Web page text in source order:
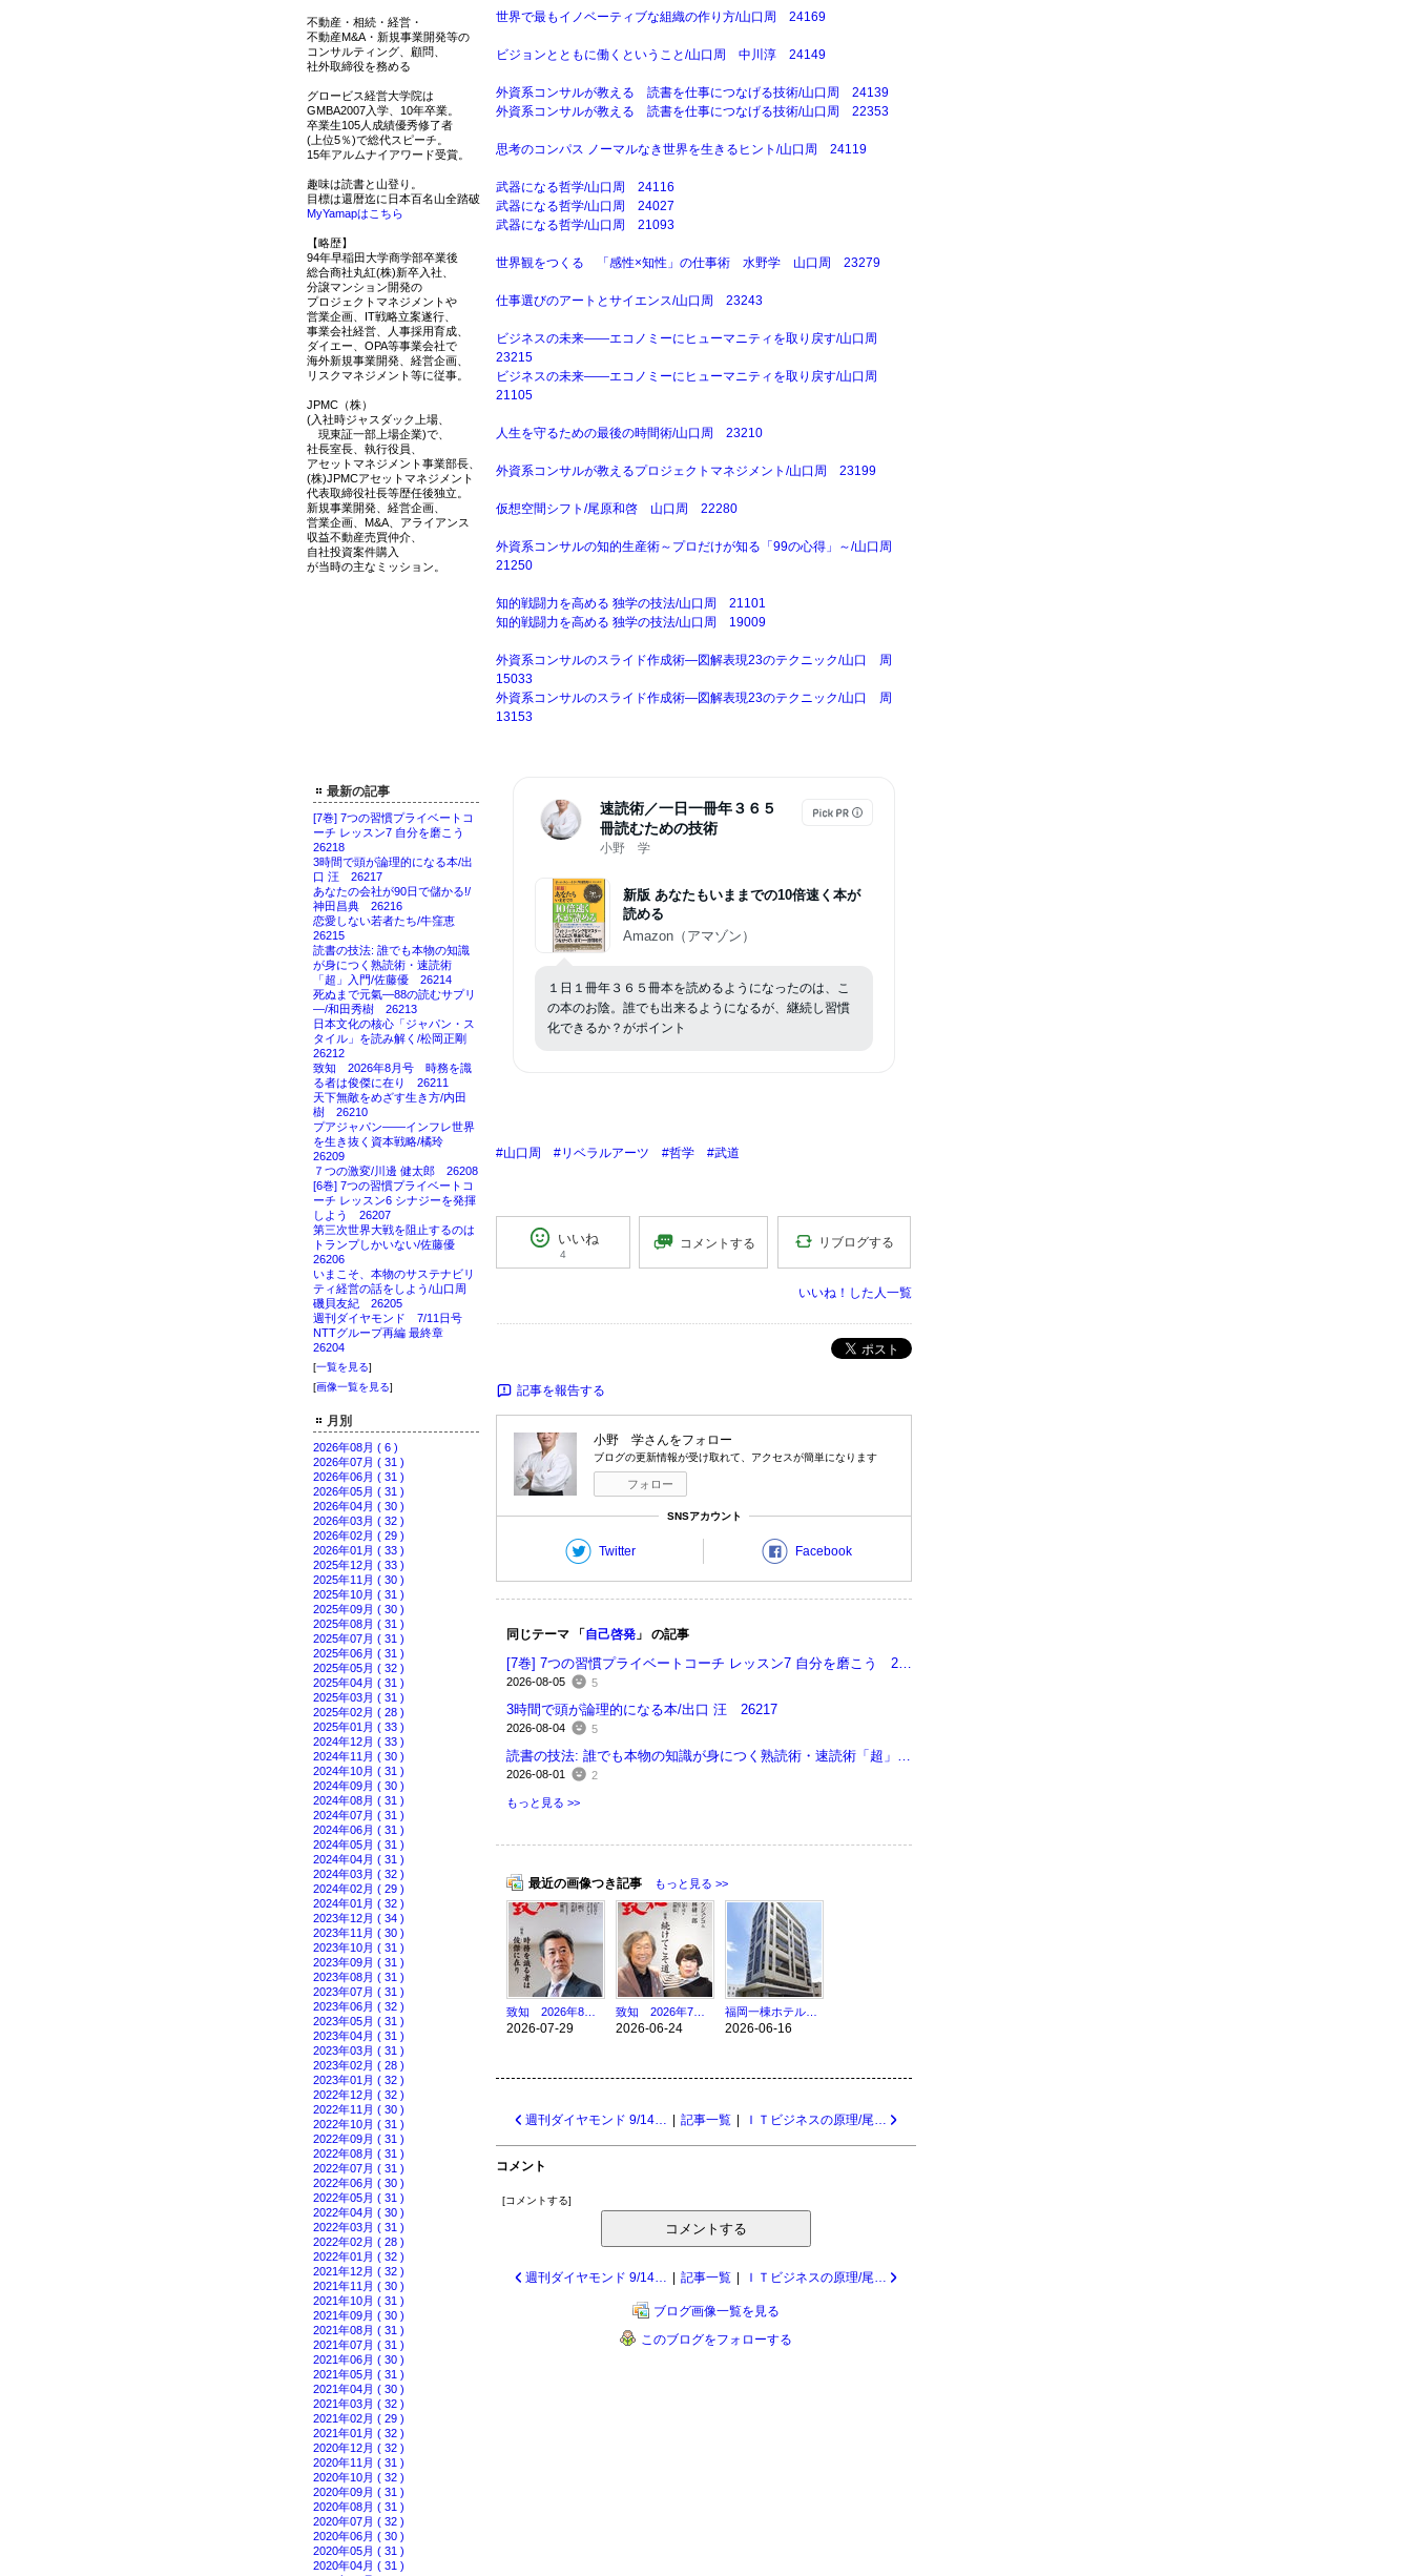
不動産・相続・経営・
不動産M&A・新規事業開発等の
コンサルティング、顧問、
社外取締役を務める
グロービス経営大学院は
GMBA2007入学、10年卒業。
卒業生105人成績優秀修了者
(上位5％)で総代スピーチ。
15年アルムナイアワード受賞。
趣味は読書と山登り。
目標は還暦迄に日本百名山全踏破
MyYamapはこちら
【略歴】
94年早稲田大学商学部卒業後
総合商社丸紅(株)新卒入社、
分譲マンション開発の
プロジェクトマネジメントや
営業企画、IT戦略立案遂行、
事業会社経営、人事採用育成、
ダイエー、OPA等事業会社で
海外新規事業開発、経営企画、
リスクマネジメント等に従事。
JPMC（株）
(入社時ジャスダック上場、
現東証一部上場企業)で、
社長室長、執行役員、
アセットマネジメント事業部長、
(株)JPMCアセットマネジメント
代表取締役社長等歴任後独立。
新規事業開発、経営企画、
営業企画、M&A、アライアンス
収益不動産売買仲介、
自社投資案件購入
が当時の主なミッション。
最新の記事
[7巻] 7つの習慣プライベートコ
ーチ レッスン7 自分を磨こう
26218
3時間で頭が論理的になる本/出
口 汪 26217
あなたの会社が90日で儲かる!/
神田昌典 26216
恋愛しない若者たち/牛窪恵
26215
読書の技法: 誰でも本物の知識
が身につく熟読術・速読術
「超」入門/佐藤優 26214
死ぬまで元氣―88の読むサプリ
―/和田秀樹 26213
日本文化の核心「ジャパン・ス
タイル」を読み解く/松岡正剛
26212
致知 2026年8月号 時務を識
る者は俊傑に在り 26211
天下無敵をめざす生き方/内田
樹 26210
プアジャパン――インフレ世界
を生き抜く資本戦略/橘玲
26209
７つの激変/川邊 健太郎 26208
[6巻] 7つの習慣プライベートコ
ーチ レッスン6 シナジーを発揮
しよう 26207
第三次世界大戦を阻止するのは
トランプしかいない/佐藤優
26206
いまこそ、本物のサステナビリ
ティ経営の話をしよう/山口周
磯貝友紀 26205
週刊ダイヤモンド 7/11日号
NTTグループ再編 最終章
26204
[一覧を見る]
[画像一覧を見る]
月別
2026年08月 ( 6 )
2026年07月 ( 31 )
2026年06月 ( 31 )
2026年05月 ( 31 )
2026年04月 ( 30 )
2026年03月 ( 32 )
2026年02月 ( 29 )
2026年01月 ( 33 )
2025年12月 ( 33 )
2025年11月 ( 30 )
2025年10月 ( 31 )
2025年09月 ( 30 )
2025年08月 ( 31 )
2025年07月 ( 31 )
2025年06月 ( 31 )
2025年05月 ( 32 )
2025年04月 ( 31 )
2025年03月 ( 31 )
2025年02月 ( 28 )
2025年01月 ( 33 )
2024年12月 ( 33 )
2024年11月 ( 30 )
2024年10月 ( 31 )
2024年09月 ( 30 )
2024年08月 ( 31 )
2024年07月 ( 31 )
2024年06月 ( 31 )
2024年05月 ( 31 )
2024年04月 ( 31 )
2024年03月 ( 32 )
2024年02月 ( 29 )
2024年01月 ( 32 )
2023年12月 ( 34 )
2023年11月 ( 30 )
2023年10月 ( 31 )
2023年09月 ( 31 )
2023年08月 ( 31 )
2023年07月 ( 31 )
2023年06月 ( 32 )
2023年05月 ( 31 )
2023年04月 ( 31 )
2023年03月 ( 31 )
2023年02月 ( 28 )
2023年01月 ( 32 )
2022年12月 ( 32 )
2022年11月 ( 30 )
2022年10月 ( 31 )
2022年09月 ( 31 )
2022年08月 ( 31 )
2022年07月 ( 31 )
2022年06月 ( 30 )
2022年05月 ( 31 )
2022年04月 ( 30 )
2022年03月 ( 31 )
2022年02月 ( 28 )
2022年01月 ( 32 )
2021年12月 ( 32 )
2021年11月 ( 30 )
2021年10月 ( 31 )
2021年09月 ( 30 )
2021年08月 ( 31 )
2021年07月 ( 31 )
2021年06月 ( 30 )
2021年05月 ( 31 )
2021年04月 ( 30 )
2021年03月 ( 32 )
2021年02月 ( 29 )
2021年01月 ( 32 )
2020年12月 ( 32 )
2020年11月 ( 31 )
2020年10月 ( 32 )
2020年09月 ( 31 )
2020年08月 ( 31 )
2020年07月 ( 32 )
2020年06月 ( 30 )
2020年05月 ( 31 )
2020年04月 ( 31 )
世界で最もイノベーティブな組織の作り方/山口周 24169
ビジョンとともに働くということ/山口周 中川淳 24149
外資系コンサルが教える 読書を仕事につなげる技術/山口周 24139
外資系コンサルが教える 読書を仕事につなげる技術/山口周 22353
思考のコンパス ノーマルなき世界を生きるヒント/山口周 24119
武器になる哲学/山口周 24116
武器になる哲学/山口周 24027
武器になる哲学/山口周 21093
世界観をつくる 「感性×知性」の仕事術 水野学 山口周 23279
仕事選びのアートとサイエンス/山口周 23243
ビジネスの未来――エコノミーにヒューマニティを取り戻す/山口周
23215
ビジネスの未来――エコノミーにヒューマニティを取り戻す/山口周
21105
人生を守るための最後の時間術/山口周 23210
外資系コンサルが教えるプロジェクトマネジメント/山口周 23199
仮想空間シフト/尾原和啓 山口周 22280
外資系コンサルの知的生産術～プロだけが知る「99の心得」～/山口周
21250
知的戦闘力を高める 独学の技法/山口周 21101
知的戦闘力を高める 独学の技法/山口周 19009
外資系コンサルのスライド作成術―図解表現23のテクニック/山口 周
15033
外資系コンサルのスライド作成術―図解表現23のテクニック/山口 周
13153
速読術／一日一冊年３６５
冊読むための技術
小野 学
新版 あなたもいままでの10倍速く本が
読める
Amazon（アマゾン）
１日１冊年３６５冊本を読めるようになったのは、こ
の本のお陰。誰でも出来るようになるが、継続し習慣
化できるか？がポイント
#山口周 #リベラルアーツ #哲学 #武道
いいね
4
コメントする リブログする
いいね！した人一覧
ポスト
記事を報告する
小野 学さんをフォロー
ブログの更新情報が受け取れて、アクセスが簡単になります
フォロー
SNSアカウント
Twitter Facebook
同じテーマ 「 自己啓発 」 の記事
[7巻] 7つの習慣プライベートコーチ レッスン7 自分を磨こう 26218
2026-08-05 5
3時間で頭が論理的になる本/出口 汪 26217
2026-08-04 5
読書の技法: 誰でも本物の知識が身につく熟読術・速読術「超」入門/佐藤優 26214
2026-08-01 2
もっと見る >>
最近の画像つき記事 もっと見る >>
2026-07-29 2026-06-24 2026-06-16
週刊ダイヤモンド 9/14・21 後悔しない歯医者選び 24282 記事一覧 ＩＴビジネスの原理/尾原和啓 24280
コメント
[コメントする]
コメントする
週刊ダイヤモンド 9/14・21 後悔しない歯医者選び 24282 記事一覧 ＩＴビジネスの原理/尾原和啓 24280
ブログ画像一覧を見る
このブログをフォローする